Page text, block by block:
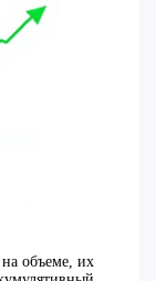
объеме, их